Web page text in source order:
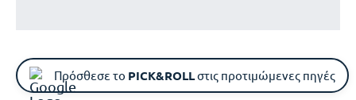
Πρόσθεσε το PICK&ROLLστις προτιμώμενες πηγές